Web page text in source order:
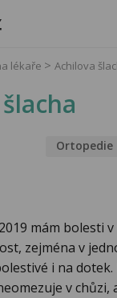
lékaře Achilova
Ortopedie
mám bolesti
zejména v
i na
v chůzi,